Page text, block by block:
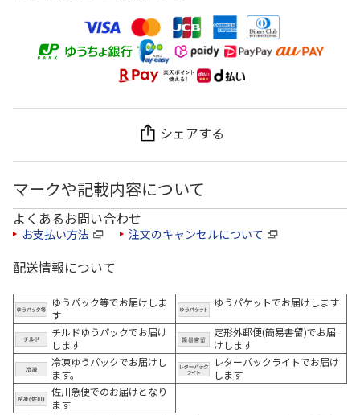
シェアする
マークや記載内容について
よくあるお問い合わせ
お支払い方法 注文のキャンセルについて
配送情報について
ゆうパック等でお届けしま
す
ゆうパケットでお届けします
チルドゆうパックでお届け
します
定形外郵便(簡易書留)でお届
けします
冷凍ゆうパックでお届けし
ます。
レターパックライトでお届け
します
佐川急便でのお届けとなり
ます